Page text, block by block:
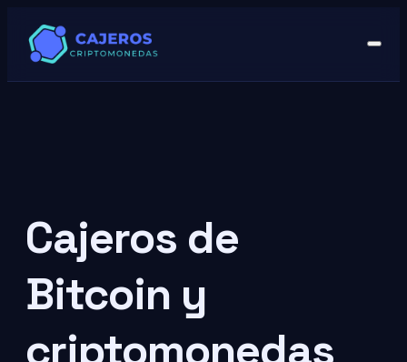
Cajeros de
Bitcoin y
criptomonedas